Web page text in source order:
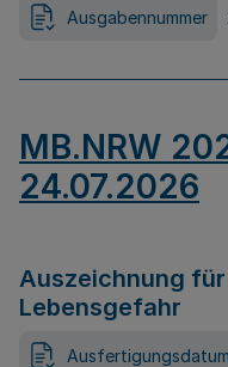
Ausgabennummer
MB.NRW
24.07.2026
Auszeichnung
Lebensgefahr
Ausfertigungsdatum